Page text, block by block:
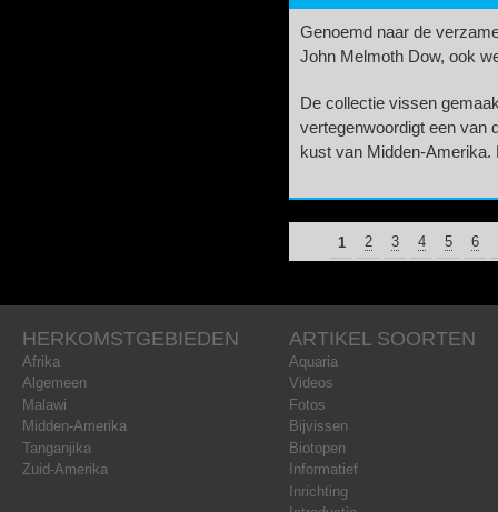
Genoemd naar de
John Melmoth Dow, ook
De collectie vissen
vertegenwoordigt een van
kust van Midden-
PAGINA'S
1 2 3 4 5 6
HERKOMSTGEBIEDEN
Afrika
Algemeen
Malawi
Midden-Amerika
Tanganjika
Zuid-Amerika
ARTIKEL SOORTEN
Aquaria
Videos
Fotos
Bijvissen
Biotopen
Informatief
Inrichting